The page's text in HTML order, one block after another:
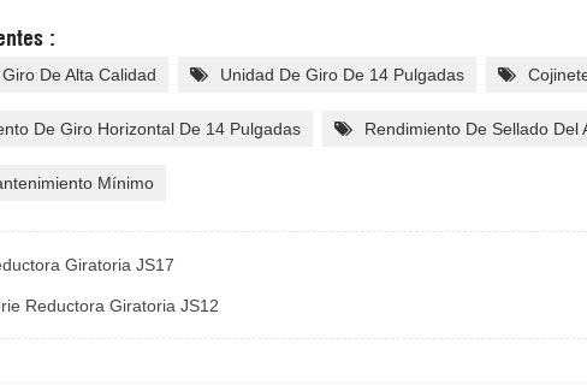
:
De Alta Calidad Unidad De Giro De 14 Pulgadas
De Giro Horizontal De 14 Pulgadas Rendimiento De Sellado Del
Mínimo
Giratoria JS17
Reductora Giratoria JS12